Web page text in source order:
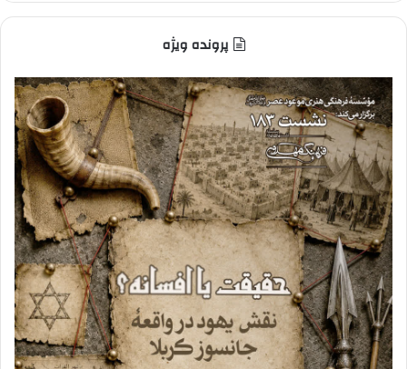
پرونده ویژه